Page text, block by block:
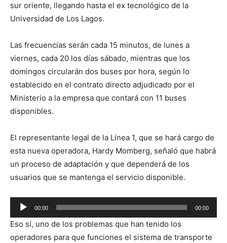
sur oriente, llegando hasta el ex tecnológico de la
Universidad de Los Lagos.
Las frecuencias serán cada 15 minutos, de lunes a
viernes, cada 20 los días sábado, mientras que los
domingos circularán dos buses por hora, según lo
establecido en el contrato directo adjudicado por el
Ministerio a la empresa que contará con 11 buses
disponibles.
El representante legal de la Línea 1, que se hará cargo de
esta nueva operadora, Hardy Momberg, señaló que habrá
un proceso de adaptación y que dependerá de los
usuarios que se mantenga el servicio disponible.
Reproductor
de
audio
00:00 00:00
Eso sí, uno de los problemas que han tenido los
operadores para que funciones el sistema de transporte